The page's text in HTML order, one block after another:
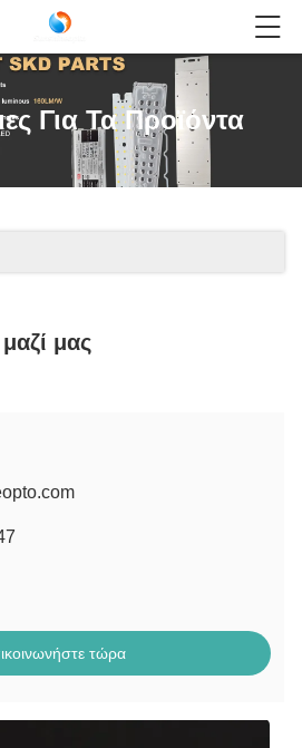
Για Τα Προϊόντα
μας
τώρα